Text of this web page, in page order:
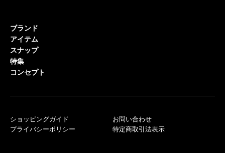
ブランド
アイテム
スナップ
特集
コンセプト
ショッピングガイド
プライバシーポリシー
お問い合わせ
特定商取引法表示